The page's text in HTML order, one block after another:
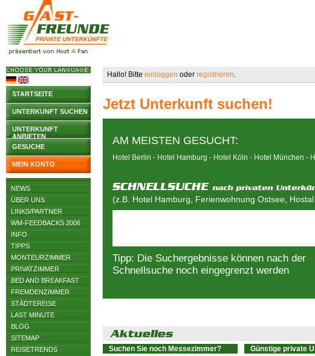
STARTSEITE
UNTERKUNFT SUCHEN
UNTERKUNFT
ANBIETEN
GESUCHE
MEIN KONTO
NEWS
ÜBER UNS
LINKS/PARTNER
WM-FEEDBACKS 2006
INFO
TIPPS
MONTEURZIMMER
PRIVATZIMMER
BED AND BREAKFAST
FREMDENZIMMER
STÄDTEREISE
LAST MINUTE
BLOG
SITEMAP
REISETRENDS
Hallo! Bitte einloggen oder registrieren.
Jetzt Unterkunft suchen!
AM MEISTEN GESUCHT:
Hotel Berlin - Hotel Hamburg - Hotel Köln - Hotel München -
(z.B. Hotel Hamburg, Ferienwohnung Ostsee,
Tipp: Die Suchergebnisse können nach der
Schnellsuche noch eingegrenzt werden
Suchen Sie noch Messezimmer?
Günstige private